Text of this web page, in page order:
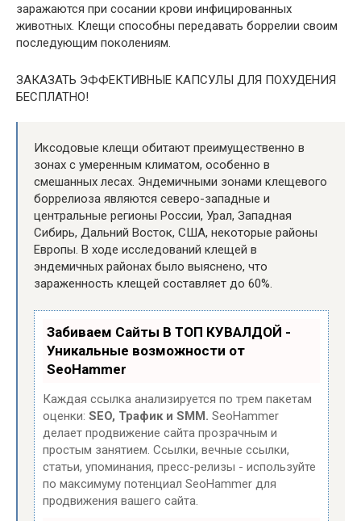
заражаются при сосании крови инфицированных
животных. Клещи способны передавать боррелии своим
последующим поколениям.
ЗАКАЗАТЬ ЭФФЕКТИВНЫЕ КАПСУЛЫ ДЛЯ ПОХУДЕНИЯ
БЕСПЛАТНО!
Иксодовые клещи обитают преимущественно в
зонах с умеренным климатом, особенно в
смешанных лесах. Эндемичными зонами клещевого
боррелиоза являются северо-западные и
центральные регионы России, Урал, Западная
Сибирь, Дальний Восток, США, некоторые районы
Европы. В ходе исследований клещей в
эндемичных районах было выяснено, что
зараженность клещей составляет до 60%.
Забиваем Сайты В ТОП КУВАЛДОЙ -
Уникальные возможности от
SeoHammer
Каждая ссылка анализируется по трем пакетам
оценки: SEO, Трафик и SMM. SeoHammer
делает продвижение сайта прозрачным и
простым занятием. Ссылки, вечные ссылки,
статьи, упоминания, пресс-релизы - используйте
по максимуму потенциал SeoHammer для
продвижения вашего сайта.